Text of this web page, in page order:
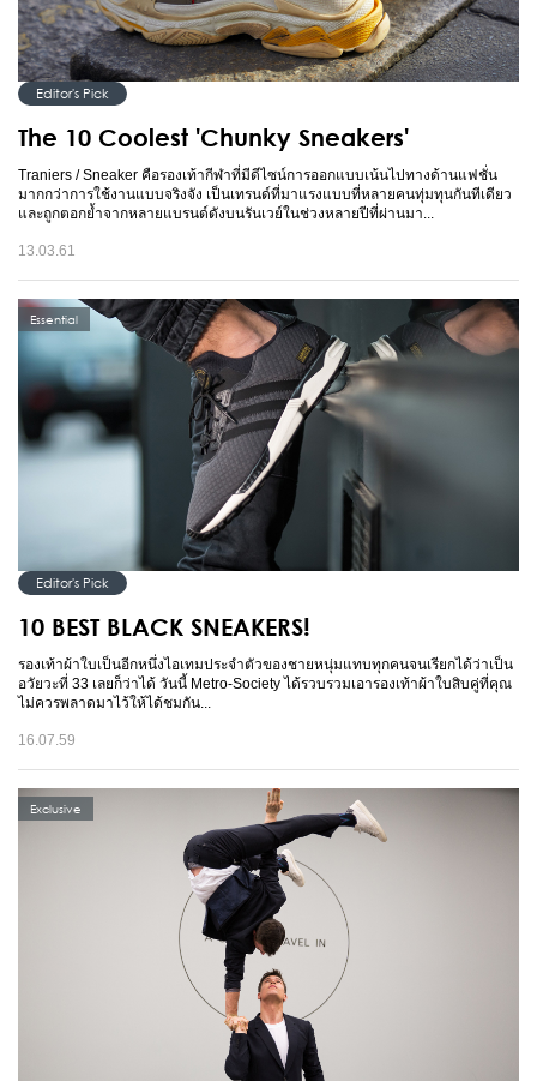
Editor's Pick
The 10 Coolest 'Chunky Sneakers'
Traniers / Sneaker คือรองเท้ากีฬาที่มีดีไซน์การออกแบบเน้นไปทางด้านแฟชั่น
มากกว่าการใช้งานแบบจริงจัง เป็นเทรนด์ที่มาแรงแบบที่หลายคนทุ่มทุนกันทีเดียว
และถูกตอกย้ำจากหลายแบรนด์ดังบนรันเวย์ในช่วงหลายปีที่ผ่านมา...
13.03.61
Essential
Editor's Pick
10 BEST BLACK SNEAKERS!
รองเท้าผ้าใบเป็นอีกหนึ่งไอเทมประจำตัวของชายหนุ่มแทบทุกคนจนเรียกได้ว่าเป็น
อวัยวะที่ 33 เลยก็ว่าได้ วันนี้ Metro-Society ได้รวบรวมเอารองเท้าผ้าใบสิบคู่ที่คุณ
ไม่ควรพลาดมาไว้ให้ได้ชมกัน...
16.07.59
Exclusive